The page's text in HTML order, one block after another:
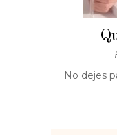
No dejes